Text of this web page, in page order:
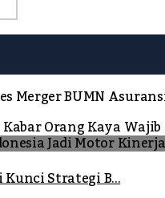
Merger BUMN
Orang Kaya
Jadi Motor
Strategi B...